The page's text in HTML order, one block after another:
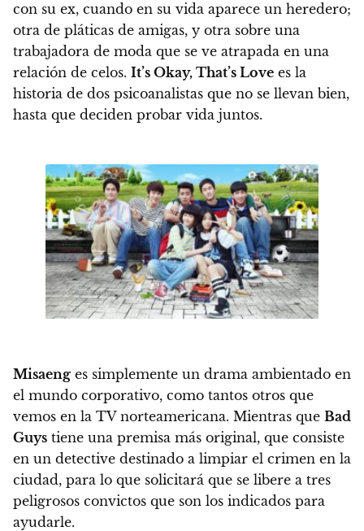
con su ex, cuando en su vida aparece un heredero;
otra de pláticas de amigas, y otra sobre una
trabajadora de moda que se ve atrapada en una
relación de celos. It’s Okay, That’s Love es la
historia de dos psicoanalistas que no se llevan bien,
hasta que deciden probar vida juntos.
Misaeng es simplemente un drama ambientado en
el mundo corporativo, como tantos otros que
vemos en la TV norteamericana. Mientras que Bad
Guys tiene una premisa más original, que consiste
en un detective destinado a limpiar el crimen en la
ciudad, para lo que solicitará que se libere a tres
peligrosos convictos que son los indicados para
ayudarle.